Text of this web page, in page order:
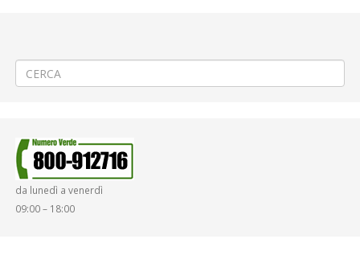
da lunedì a venerdì
09:00 – 18:00